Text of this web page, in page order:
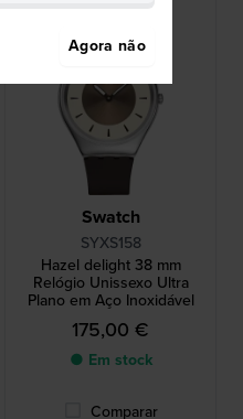
Swatch
SYXS158
Hazel delight 38 mm
Relógio Unissexo Ultra
Plano em Aço Inoxidável
175,00 €
● Em stock
Comparar
Agora não